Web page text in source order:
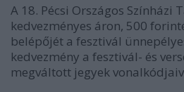
A 18. Pécsi Országos Színházi
kedvezményes áron, 500
belépőjét a fesztivál
kedvezmény a fesztivál- és
megváltott jegyek